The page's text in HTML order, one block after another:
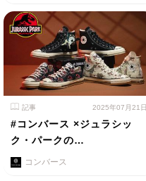
記事 2025年07月21日
#コンバース ×ジュラシッ
ク・パークの…
コンバース